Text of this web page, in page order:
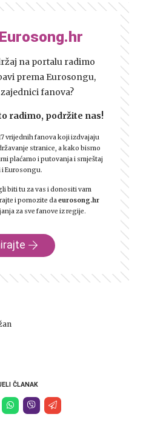
Eurosong.hr
na portalu radimo
prema Eurosongu,
fanova?
radimo, podržite nas!
vrijednih fanova koji izdvajaju
stranice, a kako bismo
plaćamo i putovanja i smještaj
i Eurosongu.
biti tu za vas i donositi vam
i pomozite da eurosong.hr
za sve fanove iz regije.
ČLANAK